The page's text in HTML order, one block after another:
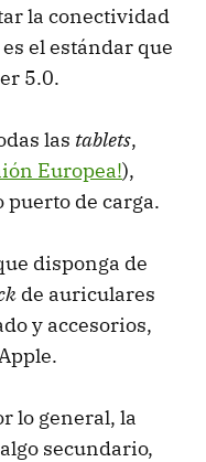
la conectividad
el estándar que
5.0.
las tablets,
Europea!),
puerto de carga.
disponga de
de auriculares
y accesorios,
lo general, la
secundario,